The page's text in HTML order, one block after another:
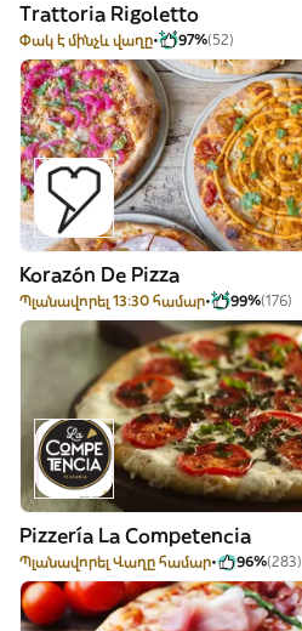
Trattoria Rigoletto
Փակ է մինչև վաղը 97%(52)
Korazón De Pizza
Պլանավորել 13:30 համար 99%(176)
Pizzería La Competencia
Պլանավորել Վաղը համար 96%(283)